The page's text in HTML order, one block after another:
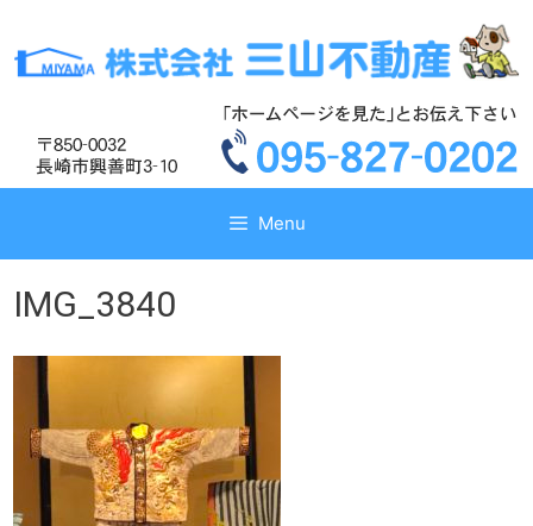
テ
ス
テ
ス
Menu
IMG_3840